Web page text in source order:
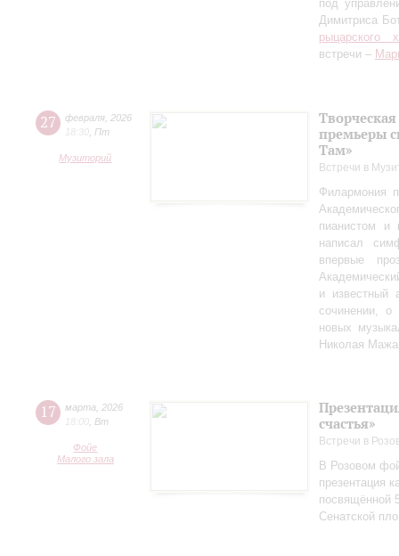
под
Димитриса
рыцарского
встречи –
27 февраля 2026
18:30 Пт
Музиторий
премьеры
Там»
Встречи в
Филармония
пианистом и
написал
впервые
и известный
сочинении,
новых
Николая
17 марта
2026
18:00 Вт
Фойе
Малого зала
счастья»
Встречи в
В Розовом
презентация
посвящённой
Сенатской